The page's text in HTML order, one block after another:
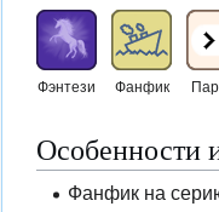
Перейти
навигации
Перейти
поиску
Фэнтези Фанфик
Особенности
Фанфик на